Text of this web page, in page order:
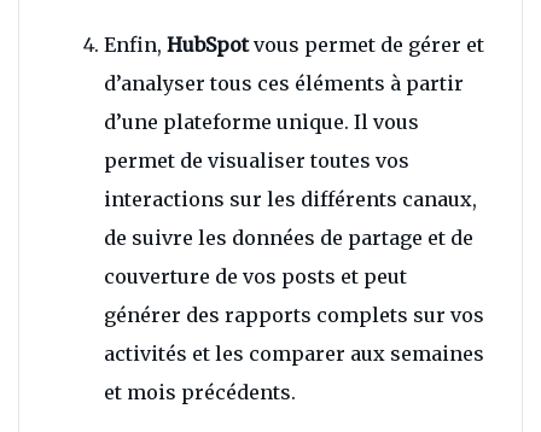
Enfin, HubSpotvous permet de gérer et
d’analyser tous ces éléments à partir
d’une plateforme unique. Il vous
permet de visualiser toutes vos
interactions sur les différents canaux,
de suivre les données de partage et de
couverture de vos posts et peut
générer des rapports complets sur vos
activités et les comparer aux semaines
et mois précédents.